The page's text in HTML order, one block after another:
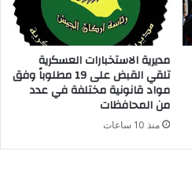
مديرية الاستخبارات العسكرية
تلقي القبض على 19 مطلوباً وفق
مواد قانونية مختلفة في عدد
من المحافظات
منذ 10 ساعات